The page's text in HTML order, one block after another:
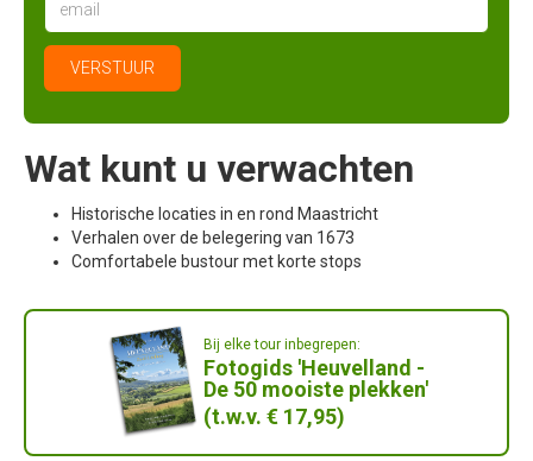
Wat kunt u verwachten
Historische locaties in en rond Maastricht
Verhalen over de belegering van 1673
Comfortabele bustour met korte stops
Bij elke tour inbegrepen:
Fotogids 'Heuvelland -
De 50 mooiste plekken'
(t.w.v. € 17,95)